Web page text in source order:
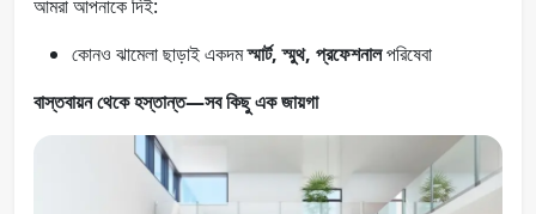
আমরা আপনাকে দিই:
কোনও ঝামেলা ছাড়াই একদমস্মার্ট, স্মুথ, প্রফেশনালপরিষেবা
বাস্তবায়ন থেকে হস্তান্ত—সব কিছু এক জায়গা